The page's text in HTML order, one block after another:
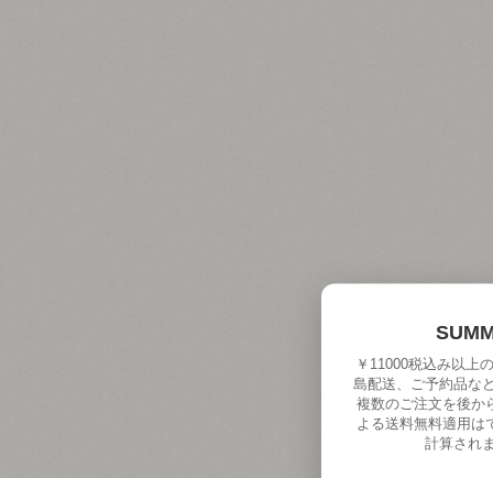
￥11000税込み以上
島配送、ご予約品な
複数のご注文を後か
よる送料無料適用は
計算され